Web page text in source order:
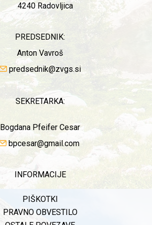
4240 Radovljica
PREDSEDNIK:
Anton Vavroš
predsednik@zvgs.si
SEKRETARKA:
Bogdana Pfeifer Cesar
bpcesar@gmail.com
INFORMACIJE
PIŠKOTKI
PRAVNO OBVESTILO